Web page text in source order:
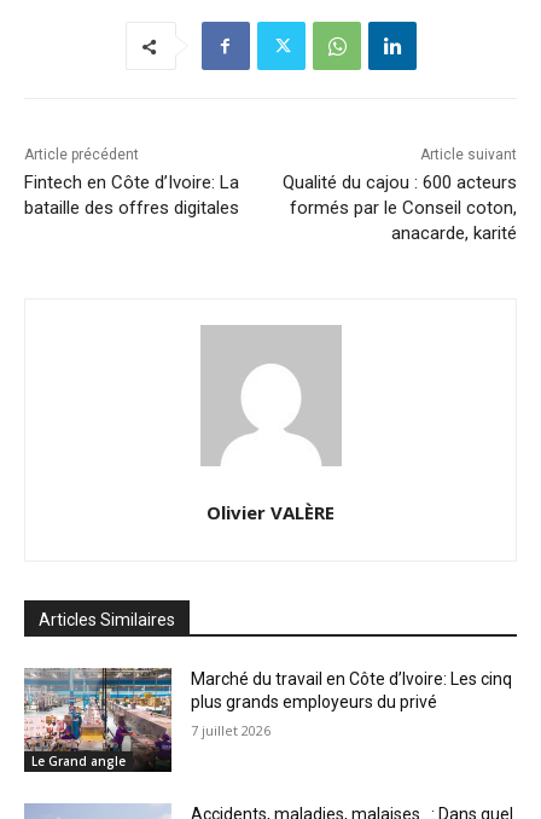
Article précédent
Fintech en Côte d’Ivoire: La
bataille des offres digitales
Article suivant
Qualité du cajou : 600 acteurs
formés par le Conseil coton,
anacarde, karité
Olivier VALÈRE
Articles Similaires
Le Grand angle
Marché du travail en Côte d’Ivoire: Les cinq
plus grands employeurs du privé
7 juillet 2026
Accidents, maladies, malaises…: Dans quel